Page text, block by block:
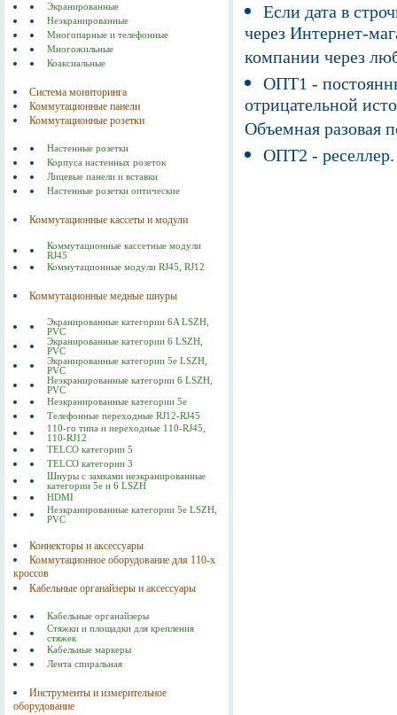
Экранированные
Неэкранированные
Многопарные и телефонные
Многожильные
Коаксиальные
Система мониторинга
Коммутационные панели
Коммутационные розетки
Настенные розетки
Корпуса настенных розеток
Лицевые панели и вставки
Настенные розетки оптические
Коммутационные кассеты и модули
Коммутационные кассетные модули
RJ45
Коммутационные модули RJ45, RJ12
Коммутационные медные шнуры
Экранированные категории 6A LSZH,
PVC
Экранированные категории 6 LSZH,
PVC
Экранированные категории 5е LSZH,
PVC
Неэкранированные категории 6 LSZH,
PVC
Неэкранированные категории 5е
Телефонные переходные RJ12-RJ45
110-го типа и переходные 110-RJ45,
110-RJ12
TELCO категории 5
TELCO категории 3
Шнуры с замками неэкранированные
категории 5е и 6 LSZH
HDMI
Неэкранированные категории 5е LSZH,
PVC
Коннекторы и аксессуары
Коммутационное оборудование для 110-х
кроссов
Кабельные органайзеры и аксессуары
Кабельные органайзеры
Стяжки и площадки для крепления
стяжек
Кабельные маркеры
Лента спиральная
Инструменты и измерительное
оборудование
Если дата в
через Интернет-
компании через
ОПТ1 -
отрицательной
Объемная разовая
ОПТ2 -